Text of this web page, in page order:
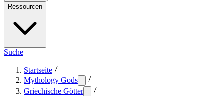
Ressourcen
Suche
Startseite
Mythology Gods
Griechische Götter